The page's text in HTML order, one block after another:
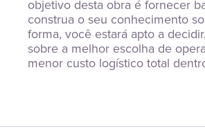
objetivo desta obra é fornecer
construa o seu conhecimento
forma, você estará apto a
sobre a melhor escolha de
menor custo logístico total